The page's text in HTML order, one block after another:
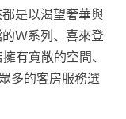
是以渴望奢華與
Ｗ系列、喜來登
有寬敞的空間、
多的客房服務選